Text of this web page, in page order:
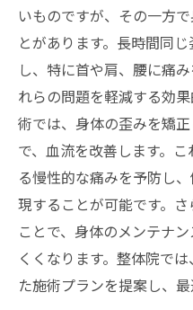
いものですが、その一方
とがあります。長時間同
し、特に首や肩、腰に痛
れらの問題を軽減する効
術では、身体の歪みを矯
で、血流を改善します。
る慢性的な痛みを予防し
現することが可能です。
ことで、身体のメンテナ
くくなります。整体院で
た施術プランを提案し、